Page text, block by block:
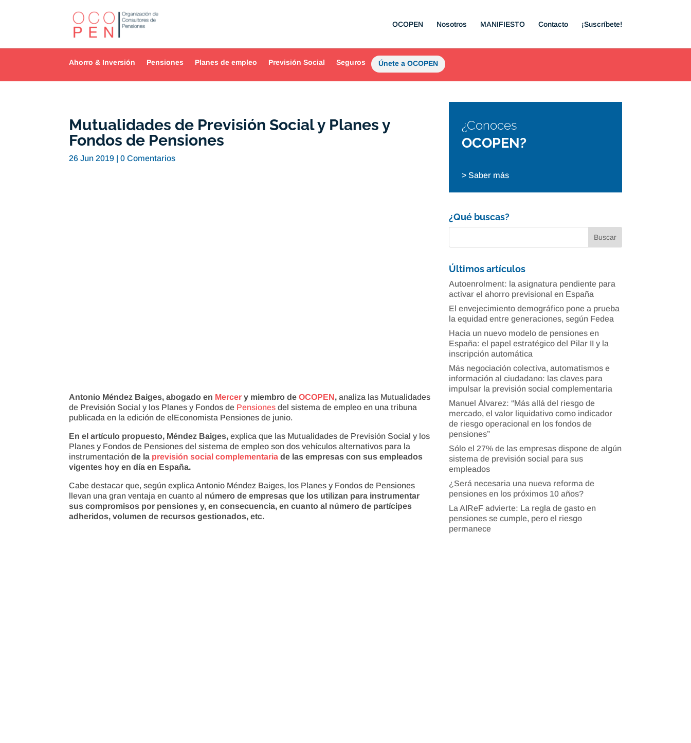
OCOPEN Nosotros MANIFIESTO Contacto ¡Suscríbete!
Ahorro & Inversión Pensiones Planes de empleo Previsión Social Seguros Únete a OCOPEN
Mutualidades de Previsión Social y Planes y
Fondos de Pensiones
26 Jun 2019 |0 Comentarios
Antonio Méndez Baiges, abogado en Mercer y miembro deOCOPEN,analiza las Mutualidades
de Previsión Social y los Planes y Fondos de Pensiones del sistema de empleo en una tribuna
publicada en la edición de elEconomista Pensiones de junio.
En el artículo propuesto, Méndez Baiges,explica que las Mutualidades de Previsión Social y los
Planes y Fondos de Pensiones del sistema de empleo son dos vehículos alternativos para la
instrumentaciónde la previsión social complementaria de las empresas con sus empleados
vigentes hoy en día en España.
Cabe destacar que, según explica Antonio Méndez Baiges, los Planes y Fondos de Pensiones
llevan una gran ventaja en cuanto al número de empresas que los utilizan para instrumentar
sus compromisos por pensiones y, en consecuencia, en cuanto al número de partícipes
adheridos, volumen de recursos gestionados, etc.
¿Conoces
OCOPEN?
> Saber más
¿Qué buscas?
Últimos artículos
Autoenrolment: la asignatura pendiente para
activar el ahorro previsional en España
El envejecimiento demográfico pone a prueba
la equidad entre generaciones, según Fedea
Hacia un nuevo modelo de pensiones en
España: el papel estratégico del Pilar II y la
inscripción automática
Más negociación colectiva, automatismos e
información al ciudadano: las claves para
impulsar la previsión social complementaria
Manuel Álvarez: “Más allá del riesgo de
mercado, el valor liquidativo como indicador
de riesgo operacional en los fondos de
pensiones”
Sólo el 27% de las empresas dispone de algún
sistema de previsión social para sus
empleados
¿Será necesaria una nueva reforma de
pensiones en los próximos 10 años?
La AIReF advierte: La regla de gasto en
pensiones se cumple, pero el riesgo
permanece